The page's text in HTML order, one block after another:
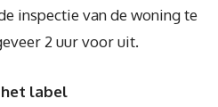
inspectie van de woning te
2 uur voor uit.
label